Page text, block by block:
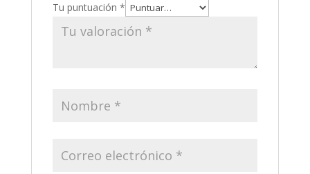
Tu puntuación *